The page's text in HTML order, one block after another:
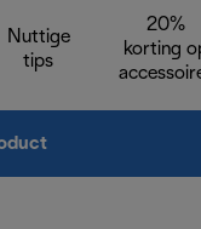
Nuttige
tips
20%
korting